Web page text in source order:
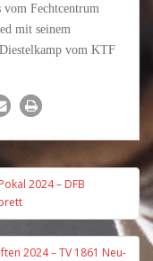
Fechtcentrum
mit seinem
vom KTF
2024 – DFB
2024 – TV 1861 Neu-